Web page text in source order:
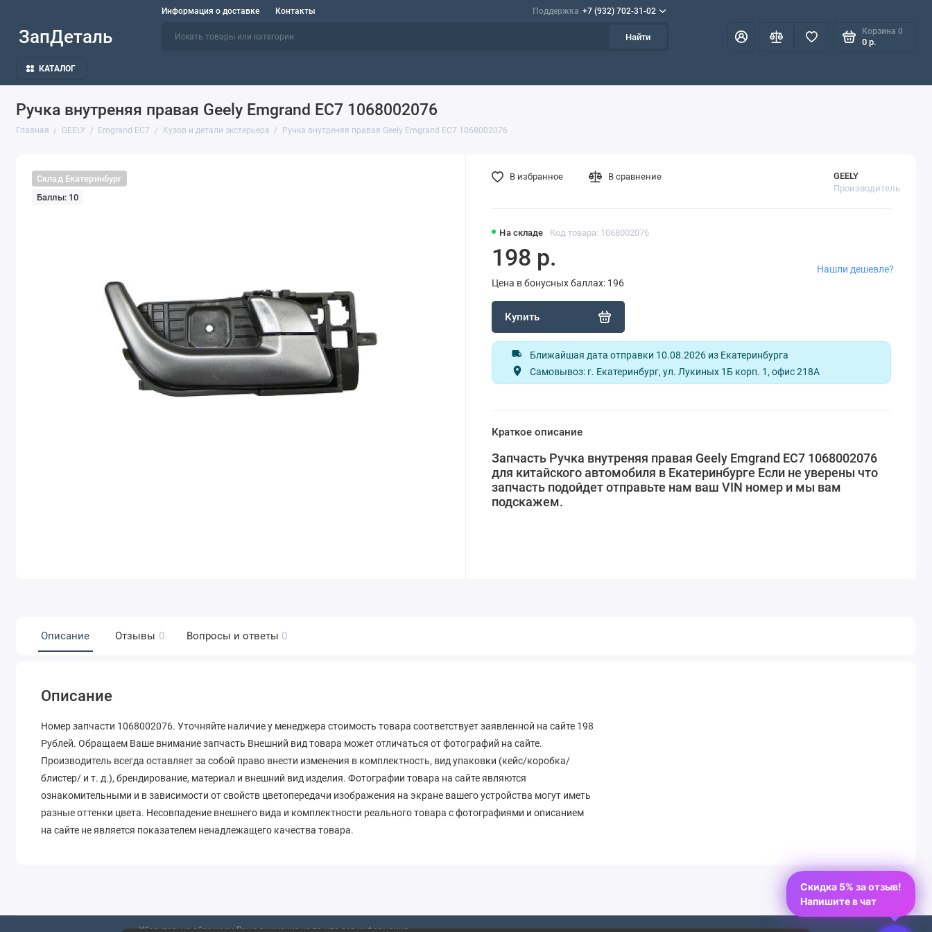
Информация о доставке Контакты Поддержка +7 (932) 702-31-02
ЗапДеталь Найти
Корзина 0
0 р.
КАТАЛОГ
Ручка внутреняя правая Geely Emgrand EC7 1068002076
Главная GEELY Emgrand EC7 Кузов и детали экстерьера Ручка внутреняя правая Geely Emgrand EC7 1068002076
Склад Екатеринбург
Баллы: 10
На складе Код товара: 1068002076
GEELY
Производитель
198 р.
Цена в бонусных баллах: 196
Купить
Нашли дешевле?
Ближайшая дата отправки 10.08.2026 из Екатеринбурга
Самовывоз: г. Екатеринбург, ул. Лукиных 1Б корп. 1, офис 218А
В избранное В сравнение
Краткое описание
Запчасть Ручка внутреняя правая Geely Emgrand EC7 1068002076
для китайского автомобиля в Екатеринбурге Если не уверены что
запчасть подойдет отправьте нам ваш VIN номер и мы вам
подскажем.
Описание Отзывы 0 Вопросы и ответы 0
Описание
Номер запчасти 1068002076. Уточняйте наличие у менеджера стоимость товара соответствует заявленной на сайте 198
Рублей. Обращаем Ваше внимание запчасть Внешний вид товара может отличаться от фотографий на сайте.
Производитель всегда оставляет за собой право внести изменения в комплектность, вид упаковки (кейс/коробка/
блистер/ и т. д.), брендирование, материал и внешний вид изделия. Фотографии товара на сайте являются
ознакомительными и в зависимости от свойств цветопередачи изображения на экране вашего устройства могут иметь
разные оттенки цвета. Несовпадение внешнего вида и комплектности реального товара с фотографиями и описанием
на сайте не является показателем ненадлежащего качества товара.
Скидка 5% за отзыв!
Напишите в чат